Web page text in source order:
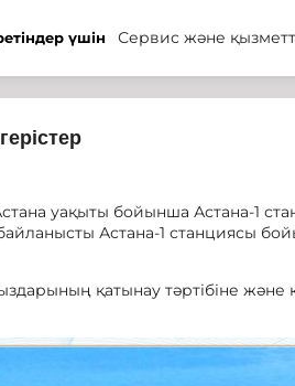
үшін Сервис және
уақыты бойынша Астана-1
Астана-1 станциясы
қатынау тәртібіне және